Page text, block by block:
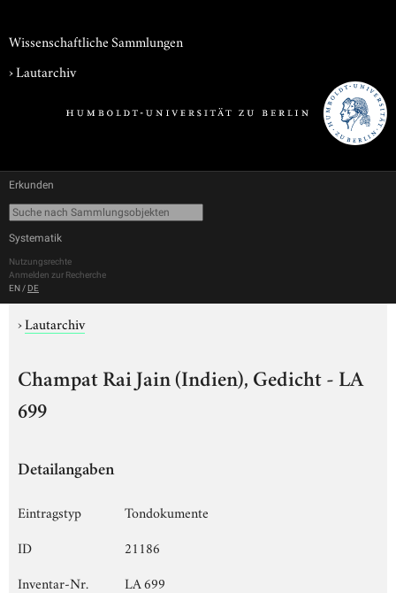
Wissenschaftliche Sammlungen
›Lautarchiv
Erkunden
Systematik
Nutzungsrechte
Anmelden zur Recherche
EN / DE
›Lautarchiv
Champat Rai Jain (Indien), Gedicht - LA
699
Detailangaben
Eintragstyp
Tondokumente
ID
21186
Inventar-Nr.
LA 699